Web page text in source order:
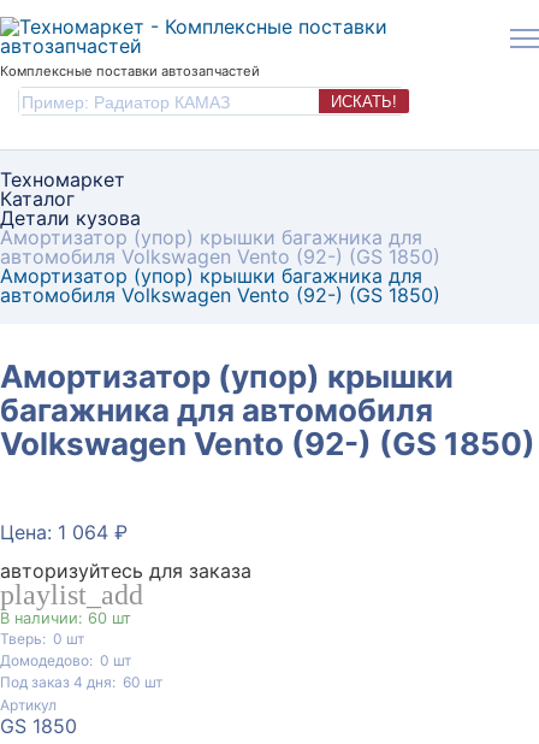
Комплексные поставки автозапчастей
ИСКАТЬ!
Техномаркет
Каталог
Детали кузова
Амортизатор (упор) крышки багажника для
автомобиля Volkswagen Vento (92-) (GS 1850)
Амортизатор (упор) крышки багажника для
автомобиля Volkswagen Vento (92-) (GS 1850)
Амортизатор (упор) крышки
багажника для автомобиля
Volkswagen Vento (92-) (GS 1850)
Цена: 1 064 ₽
авторизуйтесь для заказа
playlist_add
В наличии: 60 шт
Тверь: 0 шт
Домодедово: 0 шт
Под заказ 4 дня: 60 шт
Артикул
GS 1850